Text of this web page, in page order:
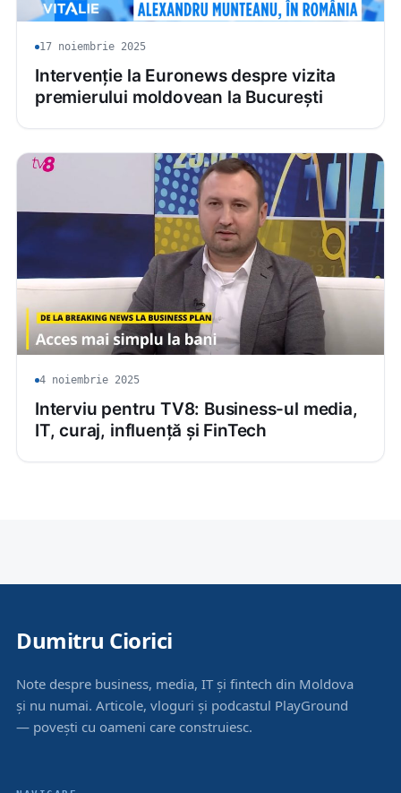
17 noiembrie 2025
Intervenție la Euronews despre vizita
premierului moldovean la București
4 noiembrie 2025
Interviu pentru TV8: Business-ul media,
IT, curaj, influență și FinTech
Dumitru Ciorici
Note despre business, media, IT și fintech din Moldova
și nu numai. Articole, vloguri și podcastul PlayGround
— povești cu oameni care construiesc.